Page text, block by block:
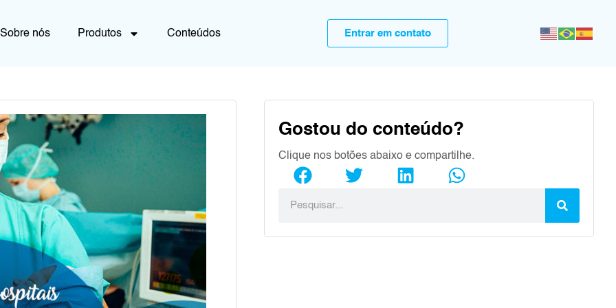
Sobre nós Produtos Conteúdos Entrar em contato
Gostou do conteúdo?
Clique nos botões abaixo e compartilhe.